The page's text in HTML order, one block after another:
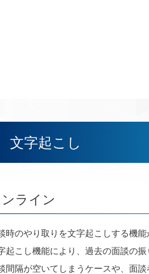
文字起こし
ライン
時のやり取りを文字起こしする機能
起こし機能により、過去の面談の
間隔が空いてしまうケースや、面